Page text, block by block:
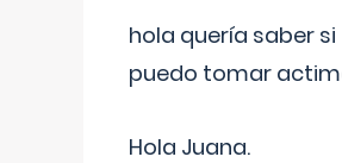
hola quería saber si
puedo tomar
Hola Juana.